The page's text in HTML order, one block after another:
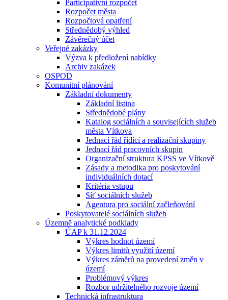
Participativní rozpočet
Rozpočet města
Rozpočtová opatření
Střednědobý výhled
Závěrečný účet
Veřejné zakázky
Výzva k předložení nabídky
Archiv zakázek
OSPOD
Komunitní plánování
Základní dokumenty
Základní listina
Střednědobé plány
Katalog sociálních a souvisejících služeb
města Vítkova
Jednací řád řídící a realizační skupiny
Jednací řád pracovních skupin
Organizační struktura KPSS ve Vítkově
Zásady a metodika pro poskytování
individuálních dotací
Kritéria vstupu
Síť sociálních služeb
Agentura pro sociální začleňování
Poskytovatelé sociálních služeb
Územně analytické podklady
ÚAP k 31.12.2024
Výkres hodnot území
Výkres limitů využití území
Výkres záměrů na provedení změn v
území
Problémový výkres
Rozbor udržitelného rozvoje území
Technická infrastruktura